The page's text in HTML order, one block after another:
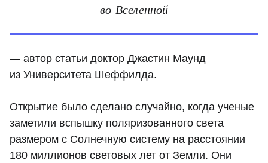
во Вселенной
— автор статьи доктор Джастин Маунд
из Университета Шеффилда.
Открытие было сделано случайно, когда ученые
заметили вспышку поляризованного света
размером с Солнечную систему на расстоянии
180 миллионов световых лет от Земли. Они